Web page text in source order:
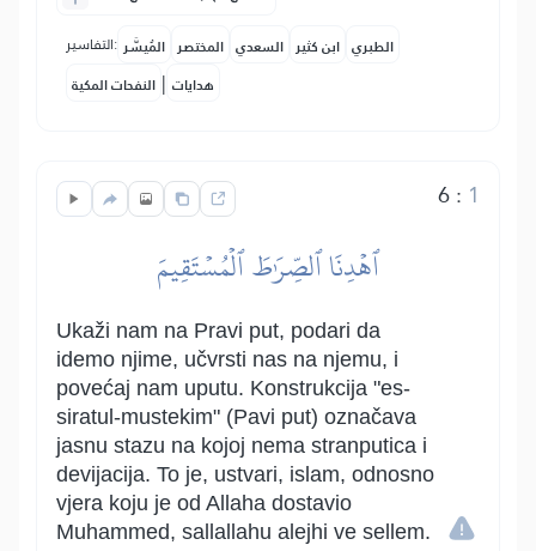
التفاسير: المُيسَّر المختصر السعدي ابن كثير الطبري
النفحات المكية | هدايات
6: 1
ٱهۡدِنَا ٱلصِّرَٰطَ ٱلۡمُسۡتَقِيمَ
Ukaži nam na Pravi put, podari da
idemo njime, učvrsti nas na njemu, i
povećaj nam uputu. Konstrukcija "es-
siratul-mustekim" (Pavi put) označava
jasnu stazu na kojoj nema stranputica i
devijacija. To je, ustvari, islam, odnosno
vjera koju je od Allaha dostavio
Muhammed, sallallahu alejhi ve sellem.